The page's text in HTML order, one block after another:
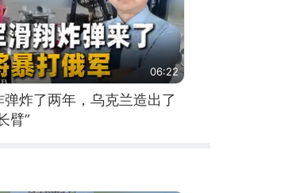
06:22
炸了两年，乌克兰造出了
臂”